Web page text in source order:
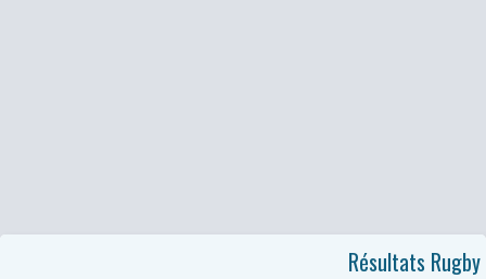
Résultats Rugby